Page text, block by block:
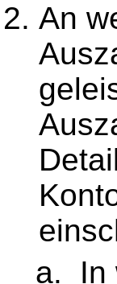
An
In